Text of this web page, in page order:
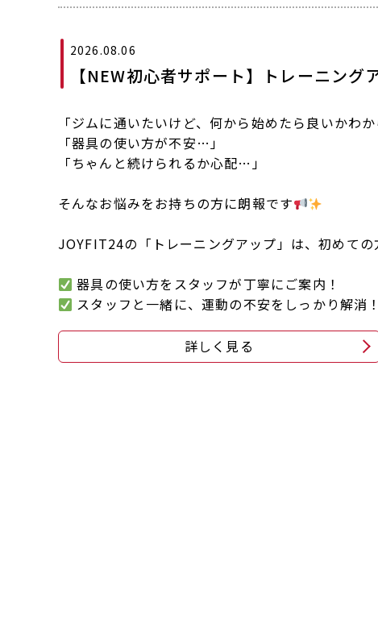
2026.08.06
【NEW初心者サポート】トレーニング
「ジムに通いたいけど、何から始めたら良いかわ
「器具の使い方が不安…」
「ちゃんと続けられるか心配…」
そんなお悩みをお持ちの方に朗報です
JOYFIT24の「トレーニングアップ」は、初めて
器具の使い方をスタッフが丁寧にご案内！
スタッフと一緒に、運動の不安をしっかり解消！
詳しく見る